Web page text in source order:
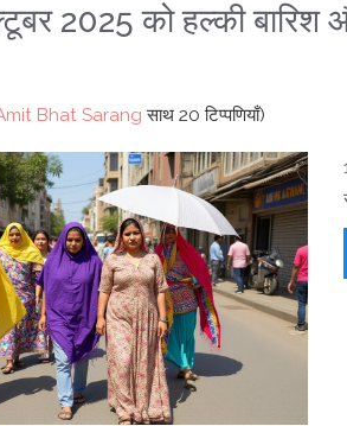
2025 को हल्की बारिश
Bhat Sarang साथ 20 टिप्पणियाँ)